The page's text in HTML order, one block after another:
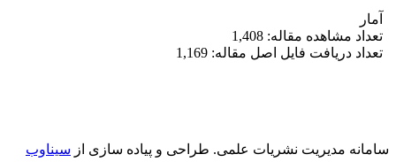
آمار
تعداد مشاهده مقاله: 1,408
تعداد دریافت فایل اصل مقاله: 1,169
سامانه مدیریت نشریات علمی. طراحی و پیاده سازی از سیناوب